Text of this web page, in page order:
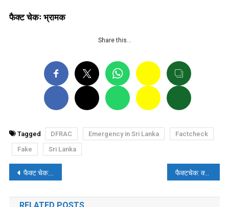
फैक्ट चेकः भ्रामक
Share this…
Tagged DFRAC Emergency in Sri Lanka
Factcheck
Fake
Sri Lanka
पोस्ट
नेविगेशन
फैक्ट चेक: क्या ऑस्ट्रेलियाई कप्तान आरोन फिंच क्रिकेट से संन्यास की घोषणा करने वाले हैं? फैक्टचेक: क्या पेंटागन ने कहा कि ज़ेलेंस्की जॉर्ज सोरोस के रिस्तेदार हैं?